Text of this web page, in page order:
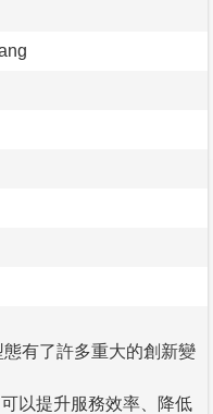
有了許多重大的創新變
以提升服務效率、降低